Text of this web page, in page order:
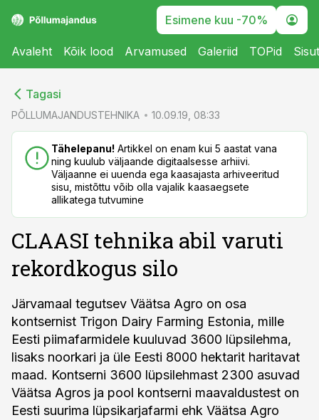
Esimene kuu -70%
Avaleht Kõik lood Arvamused Galeriid TOPid
Tagasi
PÕLLUMAJANDUSTEHNIKA 10.09.19, 08:33
Tähelepanu! Artikkel on enam kui 5 aastat vana
ning kuulub väljaande digitaalsesse arhiivi.
Väljaanne ei uuenda ega kaasajasta arhiveeritud
sisu, mistõttu võib olla vajalik kaasaegsete
allikatega tutvumine
CLAASI tehnika abil varuti
rekordkogus silo
Järvamaal tegutsev Väätsa Agro on osa
kontsernist Trigon Dairy Farming Estonia, mille
Eesti piimafarmidele kuuluvad 3600 lüpsilehma,
lisaks noorkari ja üle Eesti 8000 hektarit haritavat
maad. Kontserni 3600 lüpsilehmast 2300 asuvad
Väätsa Agros ja pool kontserni maavaldustest on
Eesti suurima lüpsikarjafarmi ehk Väätsa Agro